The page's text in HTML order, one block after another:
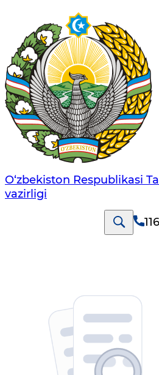
O‘zbеkistоn Rеspublikаsi
vаzirligi